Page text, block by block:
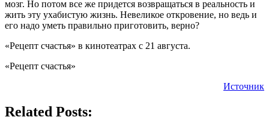
мозг. Но потом все же придется возвращаться в реальность и
жить эту ухабистую жизнь. Невеликое откровение, но ведь и
его надо уметь правильно приготовить, верно?
«Рецепт счастья» в кинотеатрах с 21 августа.
«Рецепт счастья»
Источник
Related Posts: